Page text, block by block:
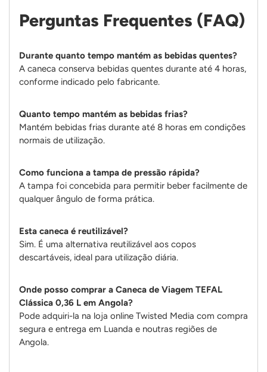
Perguntas Frequentes (FAQ)
Durante quanto tempo mantém as bebidas quentes?
A caneca conserva bebidas quentes durante até 4 horas,
conforme indicado pelo fabricante.
Quanto tempo mantém as bebidas frias?
Mantém bebidas frias durante até 8 horas em condições
normais de utilização.
Como funciona a tampa de pressão rápida?
A tampa foi concebida para permitir beber facilmente de
qualquer ângulo de forma prática.
Esta caneca é reutilizável?
Sim. É uma alternativa reutilizável aos copos
descartáveis, ideal para utilização diária.
Onde posso comprar a Caneca de Viagem TEFAL
Clássica 0,36 L em Angola?
Pode adquiri-la na loja online Twisted Media com compra
segura e entrega em Luanda e noutras regiões de
Angola.